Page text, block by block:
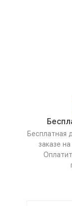
Бесплатная
заказе